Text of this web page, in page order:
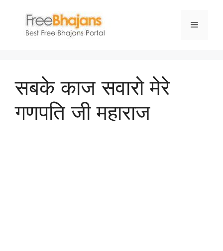
content
Menu
सबके काज सवारो मेरे
गणपति जी महाराज